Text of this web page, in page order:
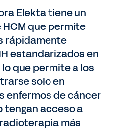
Elekta tiene un
que permite
rápidamente
estandarizados en
que permite a los
solo en
enfermos de cáncer
tengan acceso a
más